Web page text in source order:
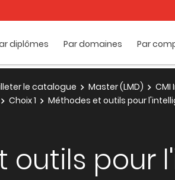
diplômes Par domaines Par
le catalogue Master (LMD) CMI
Choix 1 Méthodes et outils pour
outils pour